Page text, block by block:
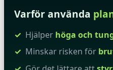
Varför använda
Hjälper höga och
Minskar risken för